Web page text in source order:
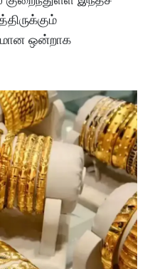
ஒன்றாக